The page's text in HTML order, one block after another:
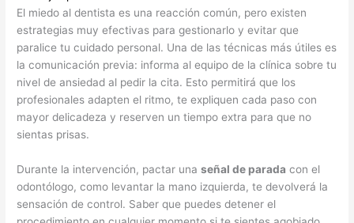
El miedo al dentista es una reacción común, pero existen
estrategias muy efectivas para gestionarlo y evitar que
paralice tu cuidado personal. Una de las técnicas más útiles es
la comunicación previa: informa al equipo de la clínica sobre tu
nivel de ansiedad al pedir la cita. Esto permitirá que los
profesionales adapten el ritmo, te expliquen cada paso con
mayor delicadeza y reserven un tiempo extra para que no
sientas prisas.
Durante la intervención, pactar unaseñal de parada con el
odontólogo, como levantar la mano izquierda, te devolverá la
sensación de control. Saber que puedes detener el